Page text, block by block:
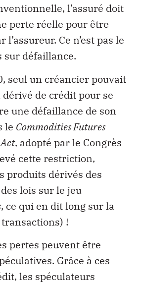
l’assuré doit
perte réelle pour être
Ce n’est pas le
sur défaillance.
seul un créancier pouvait
de crédit pour se
une défaillance de son
le Commodities Futures
, adopté par le Congrès
cette restriction,
produits dérivés des
lois sur le jeu
, ce qui en dit long sur la
!
pertes peuvent être
Grâce à ces
les spéculateurs